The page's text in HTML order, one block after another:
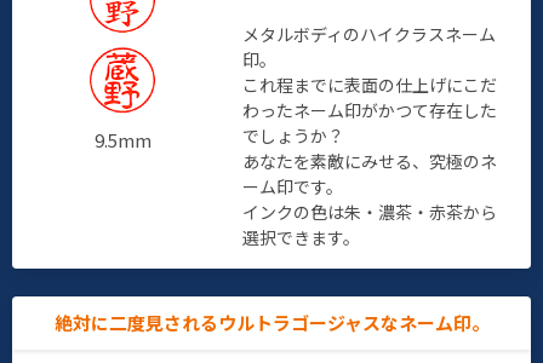
9.5mm
メタルボディのハイクラスネーム
印。
これ程までに表面の仕上げにこだ
わったネーム印がかつて存在した
でしょうか？
あなたを素敵にみせる、究極のネ
ーム印です。
インクの色は朱・濃茶・赤茶から
選択できます。
絶対に二度見されるウルトラゴージャスなネーム印。